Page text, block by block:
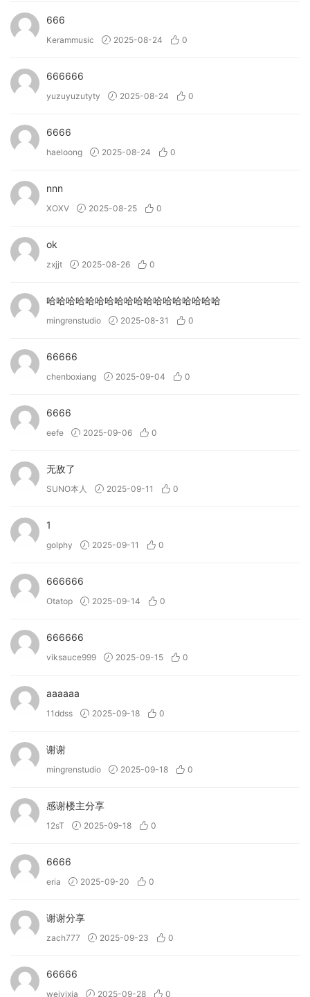
• Produce ear-catching phrases and motifs with ease.
• Create energetic, chopped-up hooks that grab listeners.
defying productions.
• Shape and sculpt unique vocal layers with expressive
• (New!) Allow you to import your own samples and
personalise the instrument.
• Instantly add vocals to bring your tracks alive
• Produce ear-catching phrases and motifs
• Edit together energetic, chopped-up hooks
• (New!) Allow you to import your own samples and
→ What can Bloom Drum Breaks do?
• Add rhythm to your tracks with powerful drum breaks
• Sculpt unique top loops and percussive patterns
• Create compelling drum sequences from kits and one-
• Provide access to meticulously crafted recreations of
classic breaks
personalise the instrument.
→ What can Bloom Bass Impulse do?
• Elevate your tracks with a spectrum of modern, powerful
basslines.
• Seamlessly blend between bass styles for genre-defying
• Shape and sculpt unique bass layers with expressive
modulation.
contemporary bass sounds.
• (New!) Allow you to import your own samples and
→ What can Motion: Fractal do?
• Enhance static sounds with mesmerising granular
• Sculpt hypnotic, pulsating rhythms with an intuitive
trance gate.
repeats.
• Control parameters with your cursor for mind-bending
• Discover endless possibilities with flexible effects
routing.
3D visualisation.
→ What can Motion: Dimension do?
• Blend smoothly between plate and hall reverbs for
evolving spaces.
666
Kerammusic 2025-08-24 0
666666
yuzuyuzutyty 2025-08-24 0
6666
haeloong 2025-08-24 0
nnn
XOXV 2025-08-25 0
ok
zxjjt 2025-08-26 0
哈哈哈哈哈哈哈哈哈哈哈哈哈哈哈哈哈哈
mingrenstudio 2025-08-31 0
66666
chenboxiang 2025-09-04 0
6666
eefe 2025-09-06 0
无敌了
SUNO本人 2025-09-11 0
1
golphy 2025-09-11 0
666666
Otatop 2025-09-14 0
666666
viksauce999 2025-09-15 0
aaaaaa
11ddss 2025-09-18 0
谢谢
mingrenstudio 2025-09-18 0
感谢楼主分享
12sT 2025-09-18 0
6666
eria 2025-09-20 0
谢谢分享
zach777 2025-09-23 0
66666
weiyixia 2025-09-28 0